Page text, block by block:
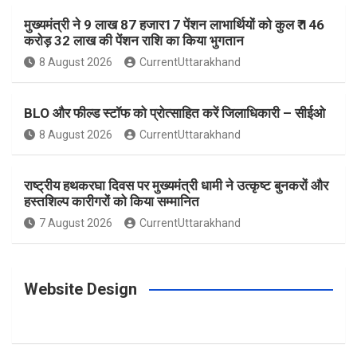
k a
m
s
t
मुख्यमंत्री ने 9 लाख 87 हजार17 पेंशन लाभार्थियों को कुल ₹ 146
करोड़ 32 लाख की पेंशन राशि का किया भुगतान
8 August 2026 CurrentUttarakhand
BLO और फील्ड स्टॉफ को प्रोत्साहित करें जिलाधिकारी – सीईओ
8 August 2026 CurrentUttarakhand
राष्ट्रीय हथकरघा दिवस पर मुख्यमंत्री धामी ने उत्कृष्ट बुनकरों और
हस्तशिल्प कारीगरों को किया सम्मानित
7 August 2026 CurrentUttarakhand
Website Design